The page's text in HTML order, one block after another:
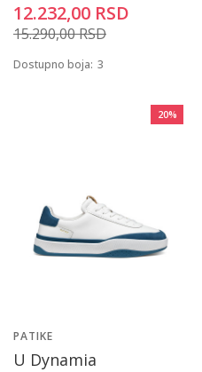
12.232,00 RSD
15.290,00RSD
Dostupno boja: 3
20%
PATIKE
U Dynamia